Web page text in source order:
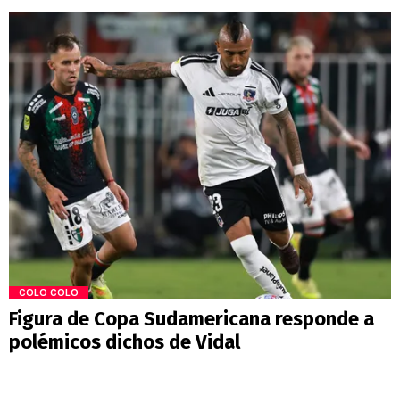
COLO COLO
Figura de Copa Sudamericana responde a
polémicos dichos de Vidal